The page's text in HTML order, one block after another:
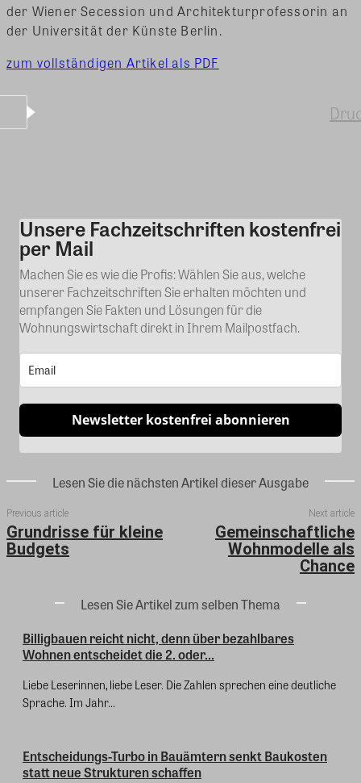
der Wiener Secession und Architekturprofessorin an
der Universität der Künste Berlin.
zum vollständigen Artikel als PDF
Kommentar
Unsere Fachzeitschriften kostenfrei
per Mail
Machen Sie es wie die Profis: Wählen Sie aus, welche
unserer Fachzeitschriften Sie erhalten möchten und
empfangen Sie Fakten und Lösungen für die
Wohnungswirtschaft direkt in Ihrem Mailpostfach.
Newsletter kostenfrei abonnieren
Lesen Sie die nächsten Artikel dieser Ausgabe
Previous article
Grundrisse für kleine
Budgets
Next article
Gemeinschaftliche
Wohnmodelle als
Chance
Lesen Sie Artikel zum selben Thema
Billigbauen reicht nicht, denn über bezahlbares
Wohnen entscheidet die 2. oder...
Liebe Leserinnen, liebe Leser. Die Zahlen sprechen eine deutliche
Sprache. Im Jahr...
Entscheidungs-Turbo in Bauämtern senkt Baukosten
statt neue Strukturen schaffen